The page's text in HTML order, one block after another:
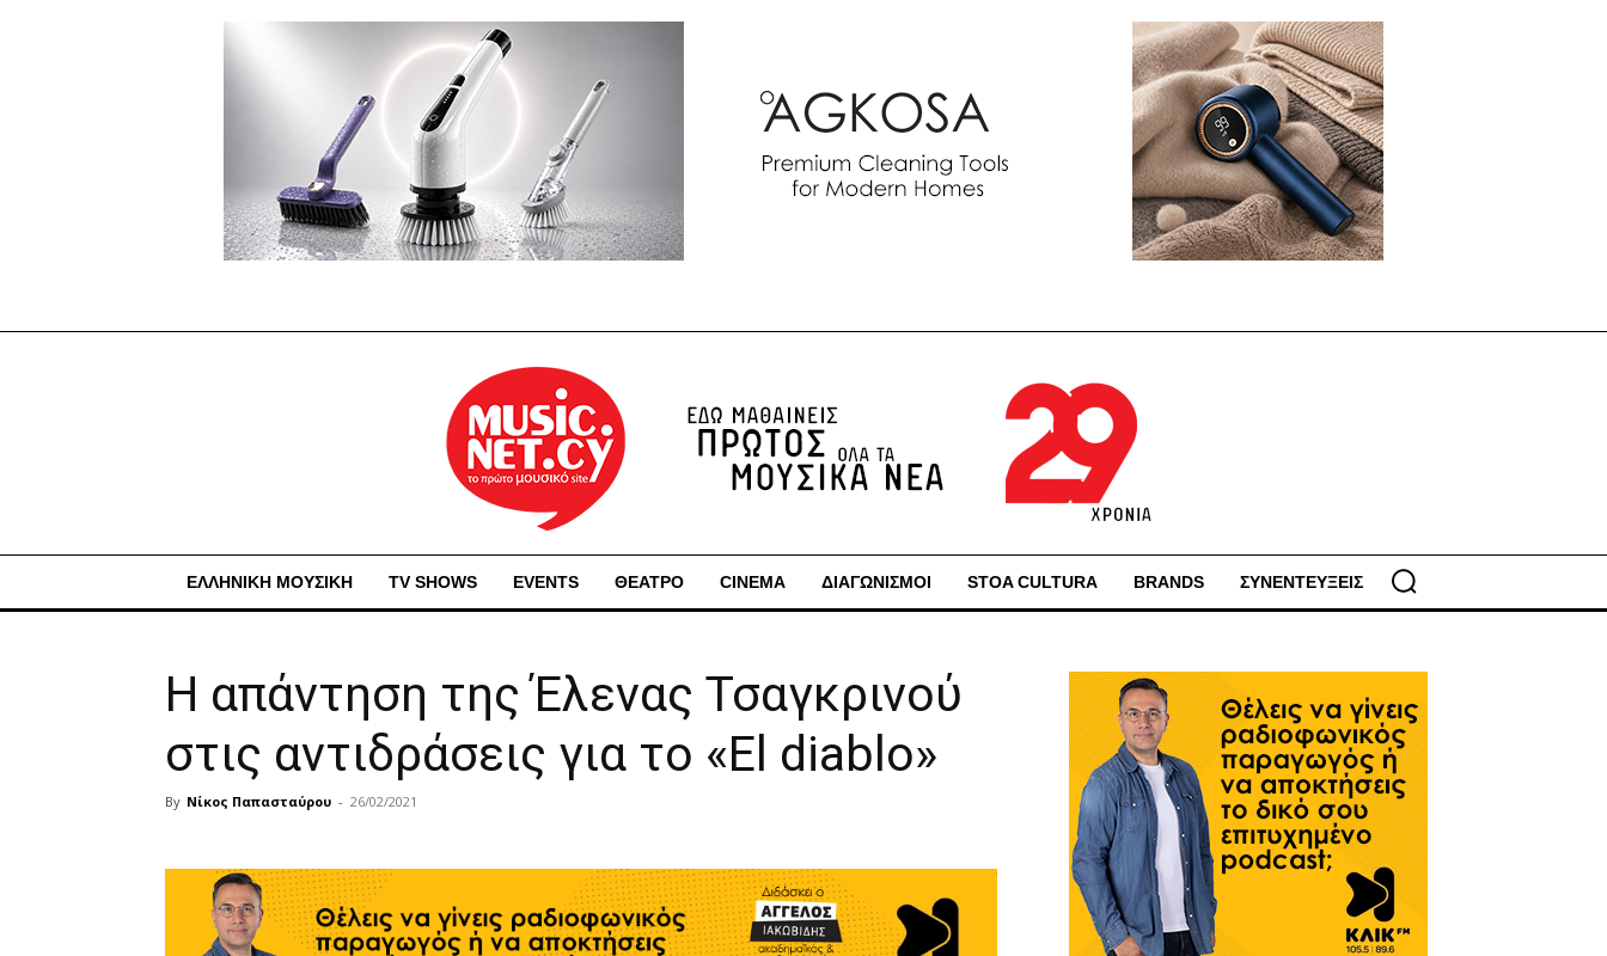
ΕΛΛΗΝΙΚΗ ΜΟΥΣΙΚΗ TV SHOWS EVENTS ΘΕΑΤΡΟ CINEMA ΔΙΑΓΩΝΙΣΜΟΙ STOA CULTURA BRANDS ΣΥΝΕΝΤΕΥΞΕΙΣ
Η απάντηση της Έλενας Τσαγκρινού
στις αντιδράσεις για το «El diablo»
By Νίκος Παπασταύρου - 26/02/2021